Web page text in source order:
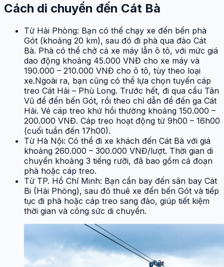
Cách di chuyển đến Cát Bà
Từ Hải Phòng: Bạn có thể chạy xe đến bến phà
Gót (khoảng 20 km), sau đó đi phà qua đảo Cát
Bà. Phà có thể chở cả xe máy lẫn ô tô, với mức giá
dao động khoảng 45.000 VNĐ cho xe máy và
190.000 – 210.000 VNĐ cho ô tô, tùy theo loại
xe.Ngoài ra, bạn cũng có thể lựa chọn tuyến cáp
treo Cát Hải – Phù Long. Trước hết, đi qua cầu Tân
Vũ để đến bến Gót, rồi theo chỉ dẫn để đến ga Cát
Hải. Vé cáp treo khứ hồi thường khoảng 150.000 –
200.000 VNĐ. Cáp treo hoạt động từ 9h00 – 16h00
(cuối tuần đến 17h00).
Từ Hà Nội: Có thể đi xe khách đến Cát Bà với giá
khoảng 260.000 – 300.000 VNĐ/lượt. Thời gian di
chuyển khoảng 3 tiếng rưỡi, đã bao gồm cả đoạn
phà hoặc cáp treo.
Từ TP. Hồ Chí Minh: Bạn cần bay đến sân bay Cát
Bi (Hải Phòng), sau đó thuê xe đến bến Gót và tiếp
tục đi phà hoặc cáp treo sang đảo, giúp tiết kiệm
thời gian và công sức di chuyển.